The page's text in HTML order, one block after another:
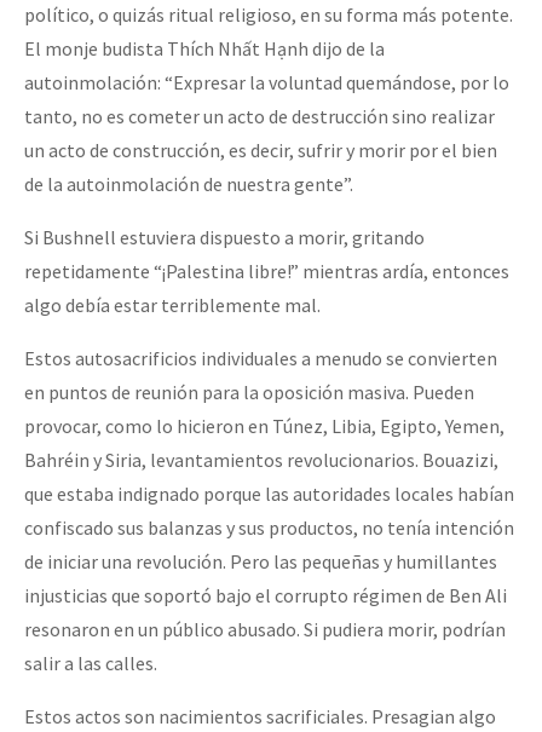
político, o quizás ritual religioso, en su forma más potente.
El monje budista Thích Nhất Hạnh dijo de la
autoinmolación: “Expresar la voluntad quemándose, por lo
tanto, no es cometer un acto de destrucción sino realizar
un acto de construcción, es decir, sufrir y morir por el bien
de la autoinmolación de nuestra gente”.
Si Bushnell estuviera dispuesto a morir, gritando
repetidamente “¡Palestina libre!” mientras ardía, entonces
algo debía estar terriblemente mal.
Estos autosacrificios individuales a menudo se convierten
en puntos de reunión para la oposición masiva. Pueden
provocar, como lo hicieron en Túnez, Libia, Egipto, Yemen,
Bahréin y Siria, levantamientos revolucionarios. Bouazizi,
que estaba indignado porque las autoridades locales habían
confiscado sus balanzas y sus productos, no tenía intención
de iniciar una revolución. Pero las pequeñas y humillantes
injusticias que soportó bajo el corrupto régimen de Ben Ali
resonaron en un público abusado. Si pudiera morir, podrían
salir a las calles.
Estos actos son nacimientos sacrificiales. Presagian algo